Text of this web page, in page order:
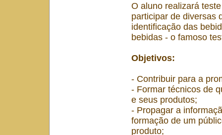
O aluno realizará
participar de diversas
identificação das
bebidas - o famoso
Objetivos:
- Contribuir para a
- Formar técnicos de
e seus produtos;
- Propagar a
formação de um
produto;